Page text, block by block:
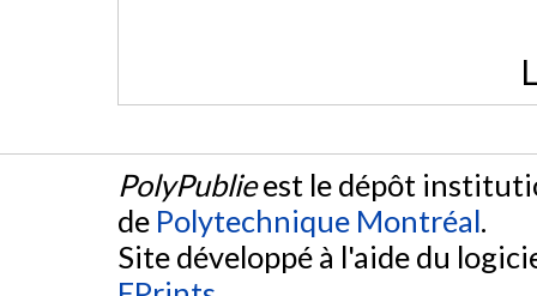
PolyPublieest le dépôt
de Polytechnique Montréal.
Site développé à l'aide du